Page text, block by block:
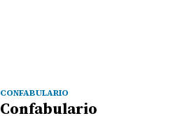
CONFABULARIO
Confabulario